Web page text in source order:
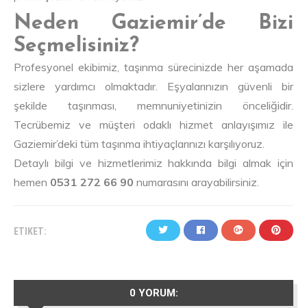
Neden Gaziemir’de Bizi
Seçmelisiniz?
Profesyonel ekibimiz, taşınma sürecinizde her aşamada
sizlere yardımcı olmaktadır. Eşyalarınızın güvenli bir
şekilde taşınması, memnuniyetinizin önceliğidir.
Tecrübemiz ve müşteri odaklı hizmet anlayışımız ile
Gaziemir’deki tüm taşınma ihtiyaçlarınızı karşılıyoruz.
Detaylı bilgi ve hizmetlerimiz hakkında bilgi almak için
hemen 0531 272 66 90 numarasını arayabilirsiniz.
ETIKET:
0 YORUM: